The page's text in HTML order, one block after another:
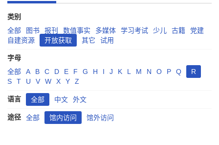
类别
全部
图书 报刊 数值事实 多媒体 学习考试 少儿 古籍
党建
自建资源
开放获取 其它 试用
字母
全部
A B C D E F G H I J K L M N O P Q
R
S
T U V W X Y Z
语言 全部 中文 外文
途径 全部 馆内访问 馆外访问